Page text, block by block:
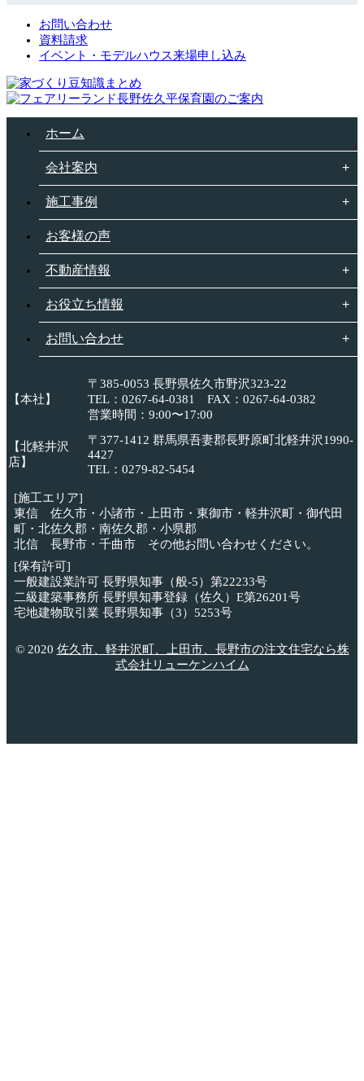
お問い合わせ
資料請求
イベント・モデルハウス来場申し込み
ホーム
会社案内
施工事例
お客様の声
不動産情報
お役立ち情報
お問い合わせ
【本社】
〒385-0053 長野県佐久市野沢323-22
TEL：0267-64-0381 FAX：0267-64-0382
営業時間：9:00〜17:00
【北軽井沢
店】
〒377-1412 群馬県吾妻郡長野原町北軽井沢1990-
4427
TEL：0279-82-5454
[施工エリア]
東信 佐久市・小諸市・上田市・東御市・軽井沢町・御代田
町・北佐久郡・南佐久郡・小県郡
北信 長野市・千曲市 その他お問い合わせください。
[保有許可]
一般建設業許可 長野県知事（般-5）第22233号
二級建築事務所 長野県知事登録（佐久）E第26201号
宅地建物取引業 長野県知事（3）5253号
© 2020 佐久市、軽井沢町、上田市、長野市の注文住宅なら株
式会社リューケンハイム